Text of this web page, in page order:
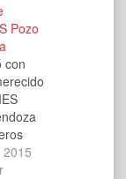
Pozo
con
de